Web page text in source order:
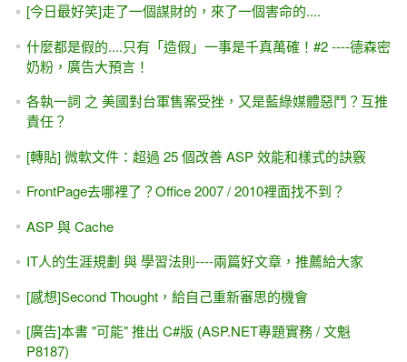
[今日最好笑]走了一個謀財的，來了一個害命的....
什麼都是假的....只有「造假」一事是千真萬確！#2 ----德森密
奶粉，廣告大預言！
各執一詞 之 美國對台軍售案受挫，又是藍綠媒體惡鬥？互推
責任？
[轉貼] 微軟文件：超過 25 個改善 ASP 效能和樣式的訣竅
FrontPage去哪裡了？Office 2007 / 2010裡面找不到？
ASP 與 Cache
IT人的生涯規劃 與 學習法則----兩篇好文章，推薦給大家
[感想]Second Thought，給自己重新審思的機會
[廣告]本書 "可能" 推出 C#版 (ASP.NET專題實務 / 文魁
P8187)